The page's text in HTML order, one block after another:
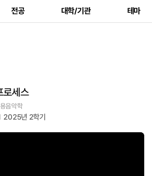
전공 대학/기관 테마
로세스
음악학
2025년 2학기